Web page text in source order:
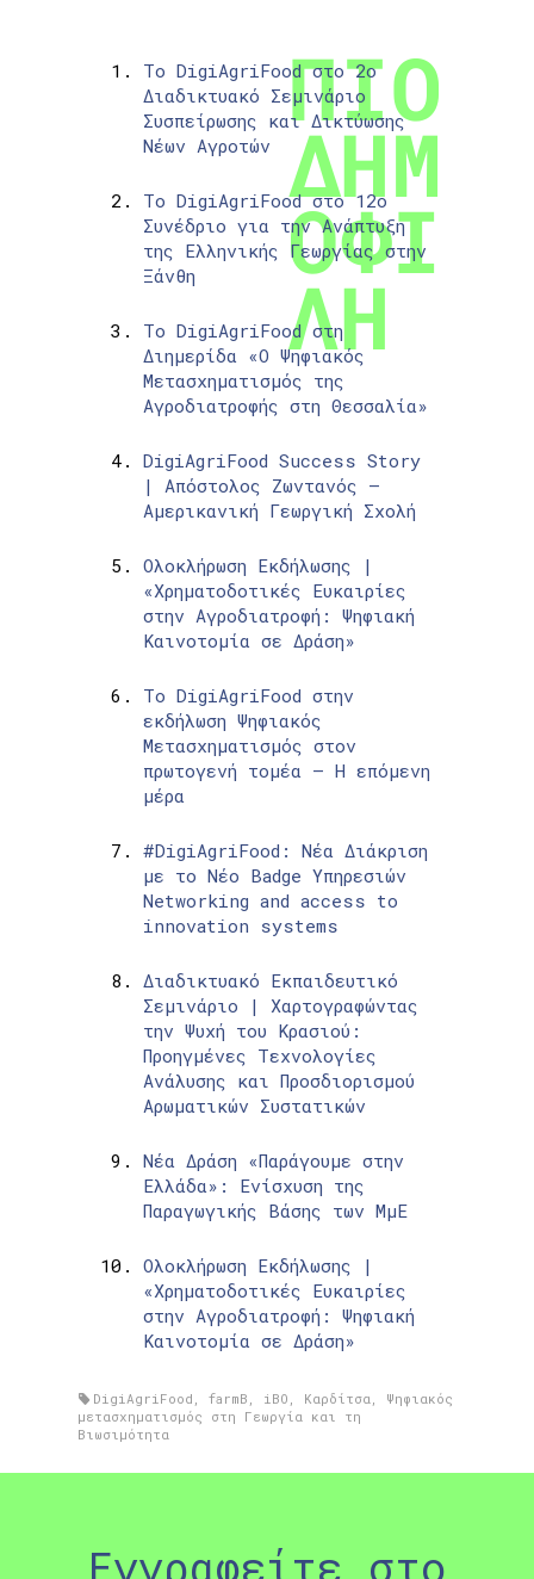
Το DigiAgriFood στο 2ο
Διαδικτυακό Σεμινάριο
Συσπείρωσης και Δικτύωσης
Νέων Αγροτών
Το DigiAgriFood στο 12ο
Συνέδριο για την Ανάπτυξη
της Ελληνικής Γεωργίας στην
Ξάνθη
Το DigiAgriFood στη
Διημερίδα «Ο Ψηφιακός
Μετασχηματισμός της
Αγροδιατροφής στη Θεσσαλία»
DigiAgriFood Success Story
| Απόστολος Ζωντανός –
Αμερικανική Γεωργική Σχολή
Ολοκλήρωση Εκδήλωσης |
«Χρηματοδοτικές Ευκαιρίες
στην Αγροδιατροφή: Ψηφιακή
Καινοτομία σε Δράση»
Το DigiAgriFood στην
εκδήλωση Ψηφιακός
Μετασχηματισμός στον
πρωτογενή τομέα – Η επόμενη
μέρα
#DigiAgriFood: Νέα Διάκριση
με το Νέο Badge Υπηρεσιών
Networking and access to
innovation systems
Διαδικτυακό Εκπαιδευτικό
Σεμινάριο | Χαρτογραφώντας
την Ψυχή του Κρασιού:
Προηγμένες Τεχνολογίες
Ανάλυσης και Προσδιορισμού
Αρωματικών Συστατικών
Νέα Δράση «Παράγουμε στην
Ελλάδα»: Ενίσχυση της
Παραγωγικής Βάσης των ΜμΕ
Ολοκλήρωση Εκδήλωσης |
«Χρηματοδοτικές Ευκαιρίες
στην Αγροδιατροφή: Ψηφιακή
Καινοτομία σε Δράση»
DigiAgriFood ,farmB , iBO , Καρδίτσα, Ψηφιακός
μετασχηματισμός στη Γεωργία και τη
Βιωσιμότητα
Εγγραφείτε στο